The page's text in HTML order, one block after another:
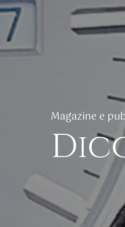
Magazine e